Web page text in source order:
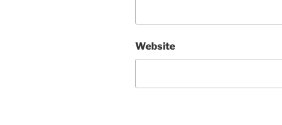
Website